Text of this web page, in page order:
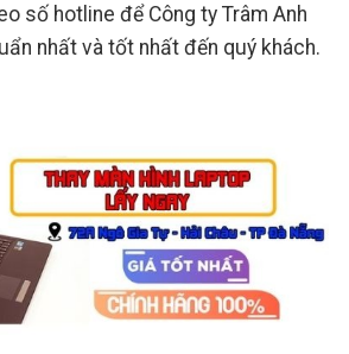
số hotline để Công ty Trâm Anh
nhất và tốt nhất đến quý khách.